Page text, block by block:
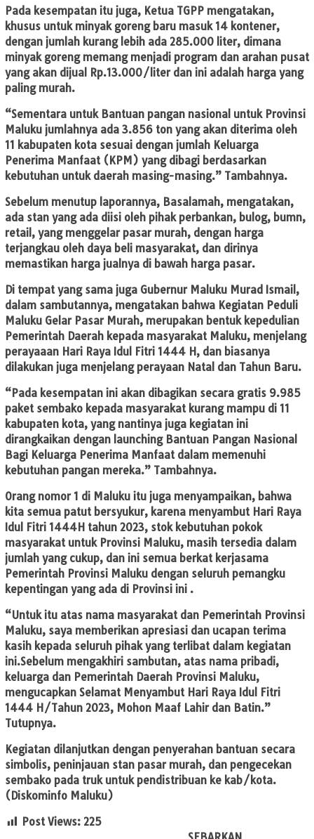
Pada kesempatan itu juga, Ketua TGPP mengatakan,
khusus untuk minyak goreng baru masuk 14 kontener,
dengan jumlah kurang lebih ada 285.000 liter, dimana
minyak goreng memang menjadi program dan arahan pusat
yang akan dijual Rp.13.000/liter dan ini adalah harga yang
paling murah.
“Sementara untuk Bantuan pangan nasional untuk Provinsi
Maluku jumlahnya ada 3.856 ton yang akan diterima oleh
11 kabupaten kota sesuai dengan jumlah Keluarga
Penerima Manfaat (KPM) yang dibagi berdasarkan
kebutuhan untuk daerah masing-masing.” Tambahnya.
Sebelum menutup laporannya, Basalamah, mengatakan,
ada stan yang ada diisi oleh pihak perbankan, bulog, bumn,
retail, yang menggelar pasar murah, dengan harga
terjangkau oleh daya beli masyarakat, dan dirinya
memastikan harga jualnya di bawah harga pasar.
Di tempat yang sama juga Gubernur Maluku Murad Ismail,
dalam sambutannya, mengatakan bahwa Kegiatan Peduli
Maluku Gelar Pasar Murah, merupakan bentuk kepedulian
Pemerintah Daerah kepada masyarakat Maluku, menjelang
perayaaan Hari Raya Idul Fitri 1444 H, dan biasanya
dilakukan juga menjelang perayaan Natal dan Tahun Baru.
“Pada kesempatan ini akan dibagikan secara gratis 9.985
paket sembako kepada masyarakat kurang mampu di 11
kabupaten kota, yang nantinya juga kegiatan ini
dirangkaikan dengan launching Bantuan Pangan Nasional
Bagi Keluarga Penerima Manfaat dalam memenuhi
kebutuhan pangan mereka.” Tambahnya.
Orang nomor 1 di Maluku itu juga menyampaikan, bahwa
kita semua patut bersyukur, karena menyambut Hari Raya
Idul Fitri 1444H tahun 2023, stok kebutuhan pokok
masyarakat untuk Provinsi Maluku, masih tersedia dalam
jumlah yang cukup, dan ini semua berkat kerjasama
Pemerintah Provinsi Maluku dengan seluruh pemangku
kepentingan yang ada di Provinsi ini .
“Untuk itu atas nama masyarakat dan Pemerintah Provinsi
Maluku, saya memberikan apresiasi dan ucapan terima
kasih kepada seluruh pihak yang terlibat dalam kegiatan
ini.Sebelum mengakhiri sambutan, atas nama pribadi,
keluarga dan Pemerintah Daerah Provinsi Maluku,
mengucapkan Selamat Menyambut Hari Raya Idul Fitri
1444 H/Tahun 2023, Mohon Maaf Lahir dan Batin.”
Tutupnya.
Kegiatan dilanjutkan dengan penyerahan bantuan secara
simbolis, peninjauan stan pasar murah, dan pengecekan
sembako pada truk untuk pendistribuan ke kab/kota.
(Diskominfo Maluku)
Post Views: 225